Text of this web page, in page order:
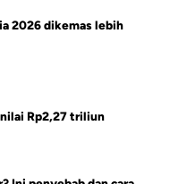
2026 dikemas lebih
Rp2,27 triliun